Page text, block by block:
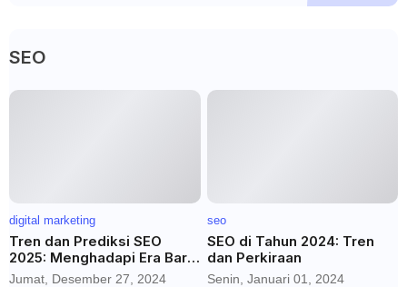
SEO
digital marketing
Tren dan Prediksi SEO
2025: Menghadapi Era Baru
dengan AI dan Media Sosial
Jumat, Desember 27, 2024
seo
SEO di Tahun 2024: Tren
dan Perkiraan
Senin, Januari 01, 2024